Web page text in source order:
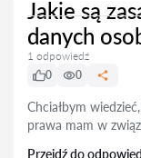
Jakie są
danych
1 odpowiedź
0
0
Chciałbym
prawa mam w
Przejdź do